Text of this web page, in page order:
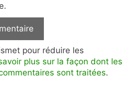
pour réduire les
plus sur la façon dont les
sont traitées.